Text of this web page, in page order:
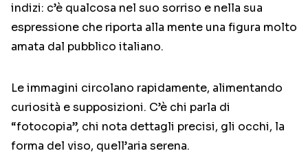
indizi: c’è qualcosa nel suo sorriso e nella sua
espressione che riporta alla mente una figura molto
amata dal pubblico italiano.
Le immagini circolano rapidamente, alimentando
curiosità e supposizioni. C’è chi parla di
“fotocopia”, chi nota dettagli precisi, gli occhi, la
forma del viso, quell’aria serena.